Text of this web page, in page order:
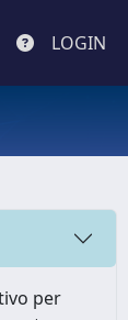
LOGIN
per